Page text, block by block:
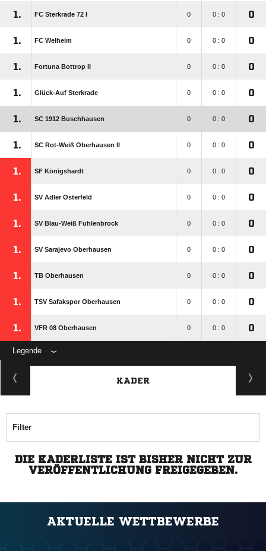
1. FC Sterkrade 72 I 0 0 : 0 0
1. FC Welheim 0 0 : 0 0
1. Fortuna Bottrop II 0 0 : 0 0
1. Glück-Auf Sterkrade 0 0 : 0 0
1. SC 1912 Buschhausen 0 0 : 0 0
1. SC Rot-Weiß Oberhausen II 0 0 : 0 0
1. SF Königshardt 0 0 : 0 0
1. SV Adler Osterfeld 0 0 : 0 0
1. SV Blau-Weiß Fuhlenbrock 0 0 : 0 0
1. SV Sarajevo Oberhausen 0 0 : 0 0
1. TB Oberhausen 0 0 : 0 0
1. TSV Safakspor Oberhausen 0 0 : 0 0
1. VFR 08 Oberhausen 0 0 : 0 0
Legende
KADER
Filter
DIE KADERLISTE IST BISHER NICHT ZUR
VERÖFFENTLICHUNG FREIGEGEBEN.
AKTUELLE WETTBEWERBE